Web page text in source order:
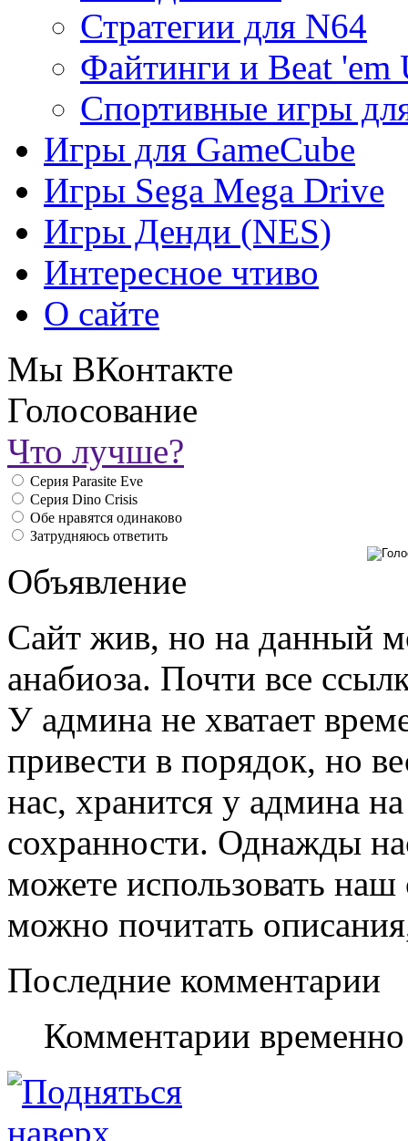
Стратегии для N64
Файтинги и Beat 'em
Спортивные игры
Игры для GameCube
Игры Sega Mega Drive
Игры Денди (NES)
Интересное чтиво
О сайте
Мы ВКонтакте
Голосование
Что лучше?
Серия Parasite Eve
Серия Dino Crisis
Обе нравятся одинаково
Затрудняюсь ответить
Объявление
Сайт жив, но на данный
анабиоза. Почти все
У админа не хватает
привести в порядок, но
нас, хранится у админа
сохранности. Однажды
можете использовать наш
можно почитать
Последние комментарии
Комментарии